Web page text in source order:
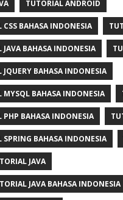
TUTORIAL ANDROID
CSS BAHASA INDONESIA
JAVA BAHASA INDONESIA
JQUERY BAHASA INDONESIA
MYSQL BAHASA INDONESIA
PHP BAHASA INDONESIA
SPRING BAHASA INDONESIA
JAVA
JAVA BAHASA INDONESIA